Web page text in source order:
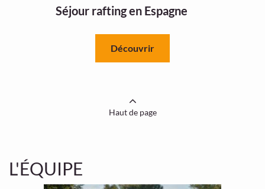
Séjour rafting en Espagne
Découvrir
Haut de page
L'ÉQUIPE